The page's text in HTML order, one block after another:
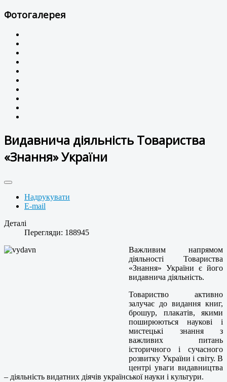
Фотогалерея
Видавнича діяльність Товариства
«Знання» України
Надрукувати
E-mail
Деталі
Перегляди: 188945
Важливим напрямом
діяльності Товариства
«Знання» України є його
видавнича діяльність.
Товариство активно
залучає до видання книг,
брошур, плакатів, якими
поширюються наукові і
мистецькі знання з
важливих питань
історичного і сучасного
розвитку України і світу. В
центрі уваги видавництва
– діяльність видатних діячів української науки і культури.